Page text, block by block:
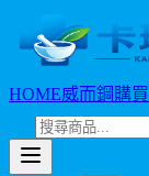
HOME威而鋼購買